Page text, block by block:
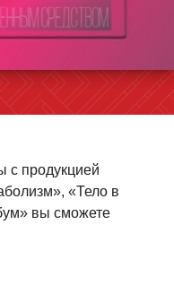
с продукцией
«Тело в
вы сможете